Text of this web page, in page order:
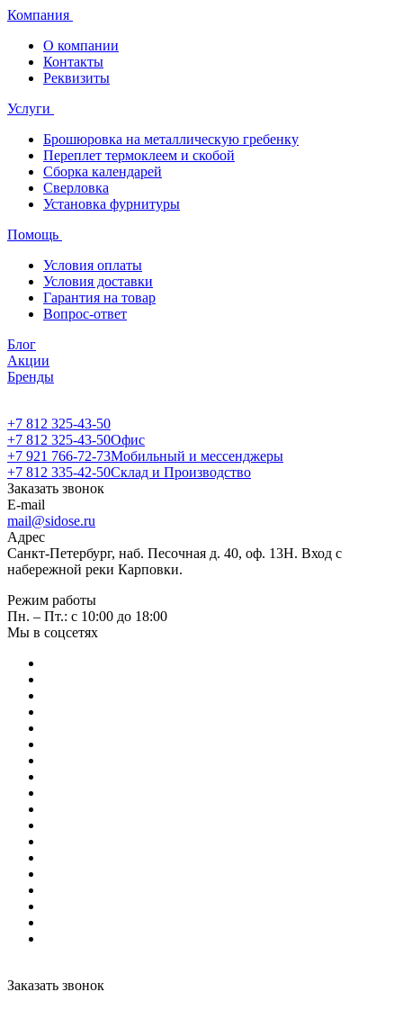
Компания
О компании
Контакты
Реквизиты
Услуги
Брошюровка на металлическую гребенку
Переплет термоклеем и скобой
Сборка календарей
Сверловка
Установка фурнитуры
Помощь
Условия оплаты
Условия доставки
Гарантия на товар
Вопрос-ответ
Блог
Акции
Бренды
+7 812 325-43-50
+7 812 325-43-50Офис
+7 921 766-72-73Мобильный и мессенджеры
+7 812 335-42-50Склад и Производство
Заказать звонок
E-mail
mail@sidose.ru
Адрес
Санкт-Петербург, наб. Песочная д. 40, оф. 13Н. Вход с
набережной реки Карповки.
Режим работы
Пн. – Пт.: с 10:00 до 18:00
Мы в соцсетях
Заказать звонок